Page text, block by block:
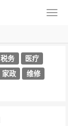
税务
医疗
家政
维修